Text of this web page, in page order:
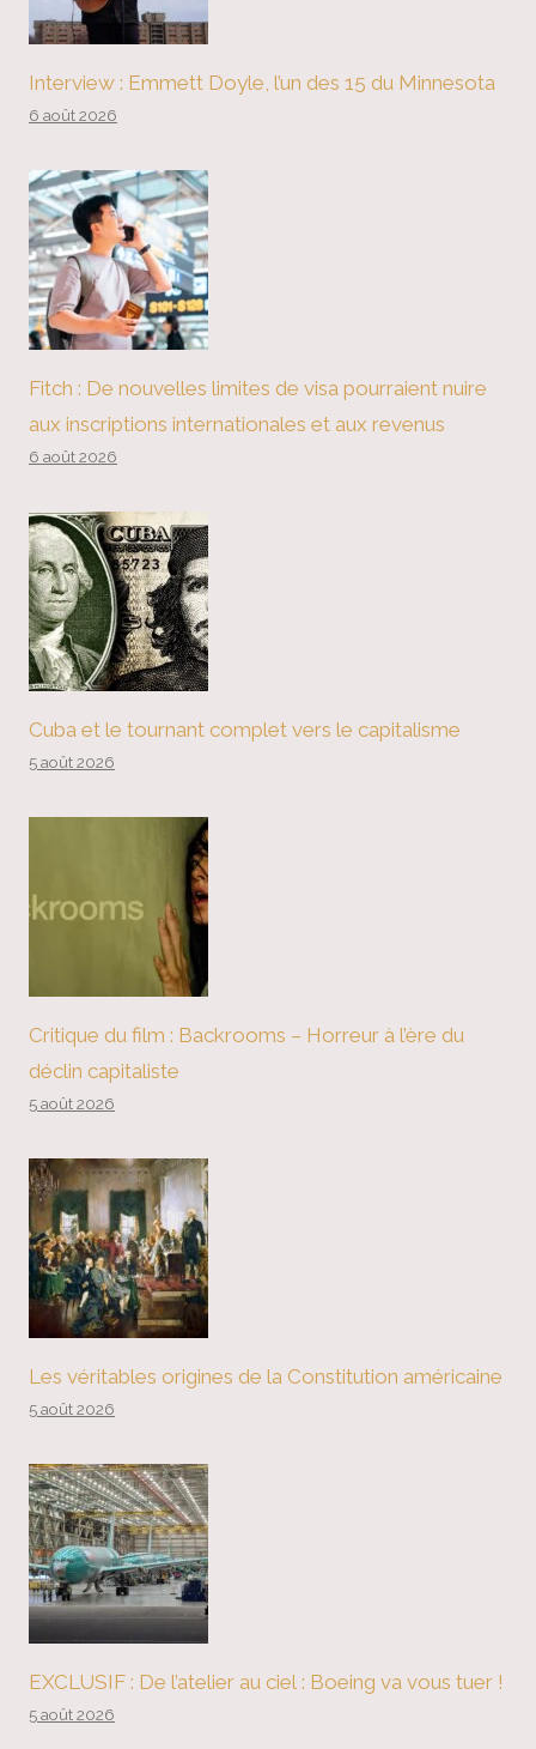
Interview : Emmett Doyle, l’un des 15 du Minnesota
6 août 2026
Fitch : De nouvelles limites de visa pourraient nuire
aux inscriptions internationales et aux revenus
6 août 2026
Cuba et le tournant complet vers le capitalisme
5 août 2026
Critique du film : Backrooms – Horreur à l’ère du
déclin capitaliste
5 août 2026
Les véritables origines de la Constitution américaine
5 août 2026
EXCLUSIF : De l’atelier au ciel : Boeing va vous tuer !
5 août 2026